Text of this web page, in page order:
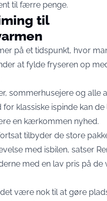
til færre penge.
til
på et tidspunkt, hvor
at fylde fryseren op
sommerhusejere og alle
klassiske ispinde kan de
en kærkommen nyhed.
tilbyder de store
med isbilen, satser
med en lav pris på de
være nok til at gøre